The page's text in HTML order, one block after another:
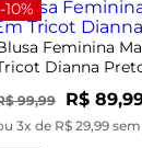
-10%
Feminina
Dianna
99,99 R$
3x de R$ 29,99